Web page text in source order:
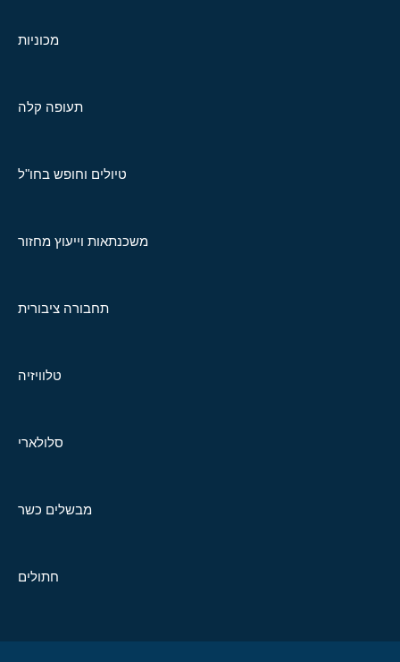
מכוניות
תעופה קלה
טיולים וחופש בחו"ל
משכנתאות וייעוץ מחזור
תחבורה ציבורית
טלוויזיה
סלולארי
מבשלים כשר
חתולים